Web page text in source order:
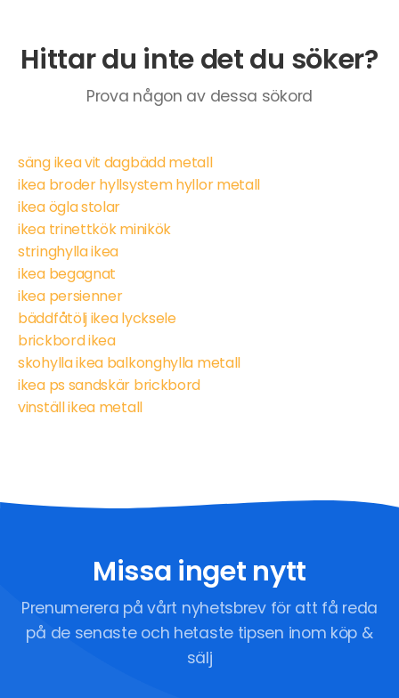
Hittar du inte det du söker?
Prova någon av dessa sökord
säng ikea vit dagbädd metall
ikea broder hyllsystem hyllor metall
ikea ögla stolar
ikea trinettkök minikök
stringhylla ikea
ikea begagnat
ikea persienner
bäddfåtölj ikea lycksele
brickbord ikea
skohylla ikea balkonghylla metall
ikea ps sandskär brickbord
vinställ ikea metall
Missa inget nytt
Prenumerera på vårt nyhetsbrev för att få reda
på de senaste och hetaste tipsen inom köp &
sälj